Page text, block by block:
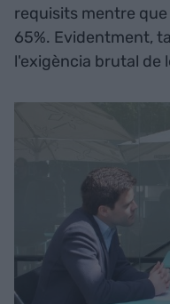
requisits mentre
65%. Evidentment,
l'exigència brutal de